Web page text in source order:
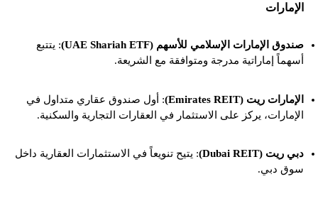
الإمارات
صندوق الإمارات الإسلامي للأسهم (UAE Shariah ETF)
: يتتبع
أسهماً إماراتية مدرجة ومتوافقة مع الشريعة.
الإمارات ريت (Emirates REIT)
: أول صندوق عقاري متداول في
الإمارات، يركز على الاستثمار في العقارات التجارية والسكنية.
دبي ريت (Dubai REIT)
: يتيح تنويعاً في الاستثمارات العقارية داخل
سوق دبي.